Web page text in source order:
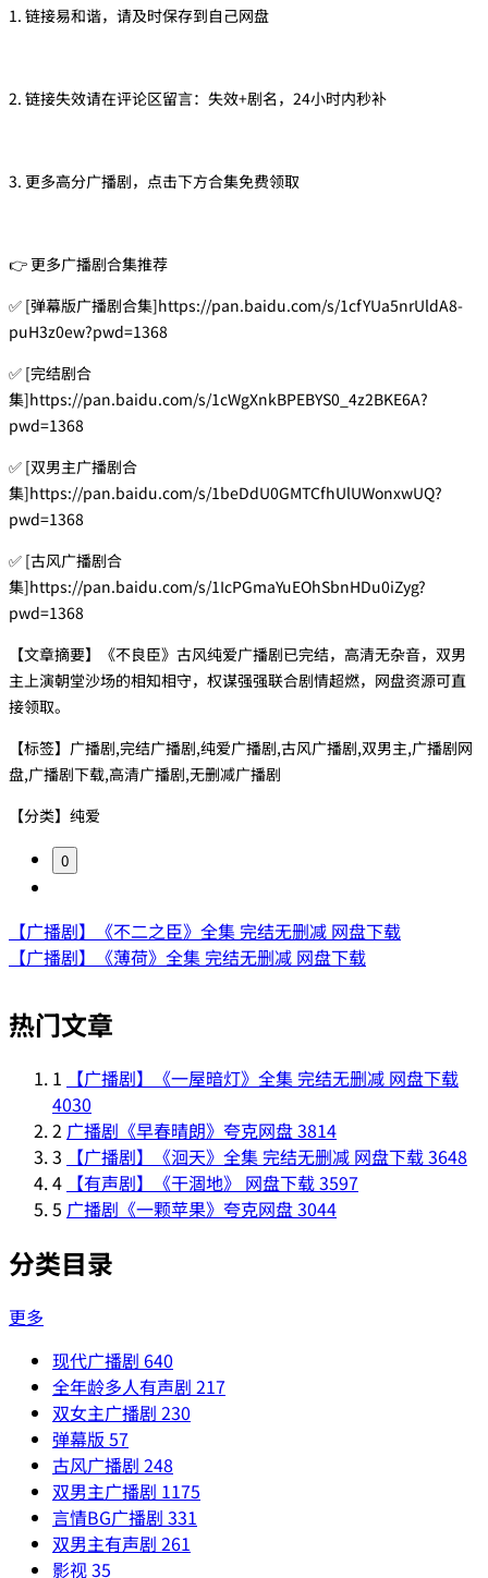
1. 链接易和谐，请及时保存到自己网盘
2. 链接失效请在评论区留言：失效+剧名，24小时内秒补
3. 更多高分广播剧，点击下方合集免费领取
👉 更多广播剧合集推荐
✅ [弹幕版广播剧合集]https://pan.baidu.com/s/1cfYUa5nrUldA8-
puH3z0ew?pwd=1368
✅ [完结剧合
集]https://pan.baidu.com/s/1cWgXnkBPEBYS0_4z2BKE6A?
pwd=1368
✅ [双男主广播剧合
集]https://pan.baidu.com/s/1beDdU0GMTCfhUlUWonxwUQ?
pwd=1368
✅ [古风广播剧合
集]https://pan.baidu.com/s/1IcPGmaYuEOhSbnHDu0iZyg?
pwd=1368
【文章摘要】《不良臣》古风纯爱广播剧已完结，高清无杂音，双男
主上演朝堂沙场的相知相守，权谋强强联合剧情超燃，网盘资源可直
接领取。
【标签】广播剧,完结广播剧,纯爱广播剧,古风广播剧,双男主,广播剧网
盘,广播剧下载,高清广播剧,无删减广播剧
【分类】纯爱
0
【广播剧】《不二之臣》全集 完结无删减 网盘下载
【广播剧】《薄荷》全集 完结无删减 网盘下载
热门文章
1
【广播剧】《一屋暗灯》全集 完结无删减 网盘下载
4030
2 广播剧《早春晴朗》夸克网盘3814
3
【广播剧】《洄天》全集 完结无删减 网盘下载3648
4 【有声剧】《干涸地》 网盘下载3597
5 广播剧《一颗苹果》夸克网盘3044
分类目录
更多
现代广播剧 640
全年龄多人有声剧 217
双女主广播剧 230
弹幕版 57
古风广播剧 248
双男主广播剧 1175
言情BG广播剧 331
双男主有声剧 261
影视35